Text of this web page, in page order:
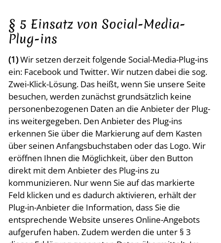
§ 5 Einsatz von Social-Media-
Plug-ins
(1)Wir setzen derzeit folgende Social-Media-Plug-ins
ein: Facebook und Twitter. Wir nutzen dabei die sog.
Zwei-Klick-Lösung. Das heißt, wenn Sie unsere Seite
besuchen, werden zunächst grundsätzlich keine
personenbezogenen Daten an die Anbieter der Plug-
ins weitergegeben. Den Anbieter des Plug-ins
erkennen Sie über die Markierung auf dem Kasten
über seinen Anfangsbuchstaben oder das Logo. Wir
eröffnen Ihnen die Möglichkeit, über den Button
direkt mit dem Anbieter des Plug-ins zu
kommunizieren. Nur wenn Sie auf das markierte
Feld klicken und es dadurch aktivieren, erhält der
Plug-in-Anbieter die Information, dass Sie die
entsprechende Website unseres Online-Angebots
aufgerufen haben. Zudem werden die unter § 3